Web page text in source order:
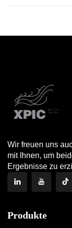
Wir freuen uns
mit Ihnen, um
Ergebnisse zu
Produkte